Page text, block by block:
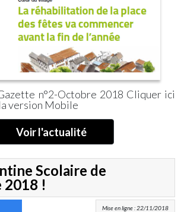
n°2-Octobre 2018 Cliquer ici
version Mobile
Voir l'actualité
Scolaire de
2018 !
Mise en ligne : 22/11/2018